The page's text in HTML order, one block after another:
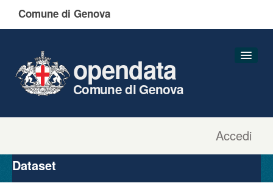
Comune di Genova
Accedi
opendata
Comune di Genova
Organizzazioni
Gruppi
Dataset